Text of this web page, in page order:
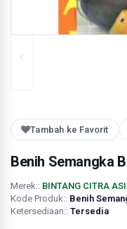
Tambah ke Favorit
Benih Semangka
Merek:: BINTANG CITRA
Kode Produk:: Benih
Ketersediaan:: Tersedia